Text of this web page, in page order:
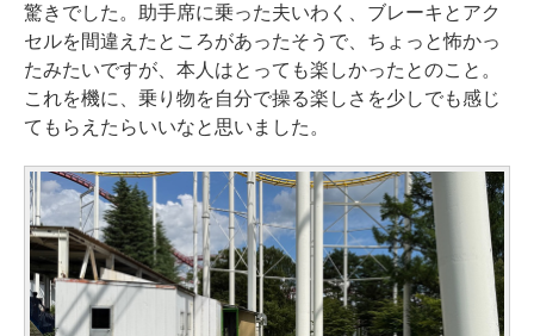
驚きでした。助手席に乗った夫いわく、ブレーキとアク
セルを間違えたところがあったそうで、ちょっと怖かっ
たみたいですが、本人はとっても楽しかったとのこと。
これを機に、乗り物を自分で操る楽しさを少しでも感じ
てもらえたらいいなと思いました。